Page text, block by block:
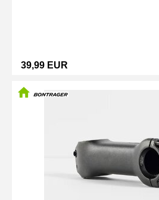
39,99 EUR